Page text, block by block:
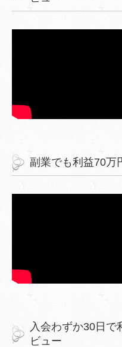
副業でも利益70万
入会わずか30日で
ビュー